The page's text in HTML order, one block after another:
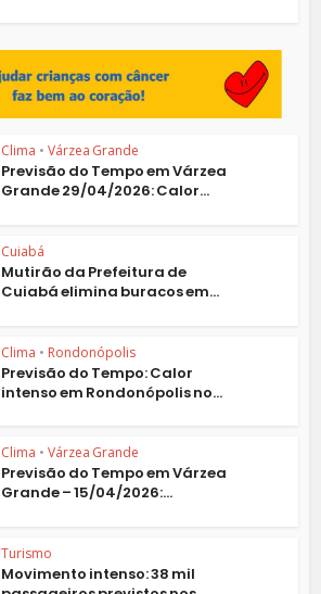
Clima • Várzea Grande
Previsão do Tempo em Várzea
Grande 29/04/2026: Calor...
Cuiabá
Mutirão da Prefeitura de
Cuiabá elimina buracos em...
Clima • Rondonópolis
Previsão do Tempo: Calor
intenso em Rondonópolis no...
Clima • Várzea Grande
Previsão do Tempo em Várzea
Grande – 15/04/2026:...
Turismo
Movimento intenso: 38 mil